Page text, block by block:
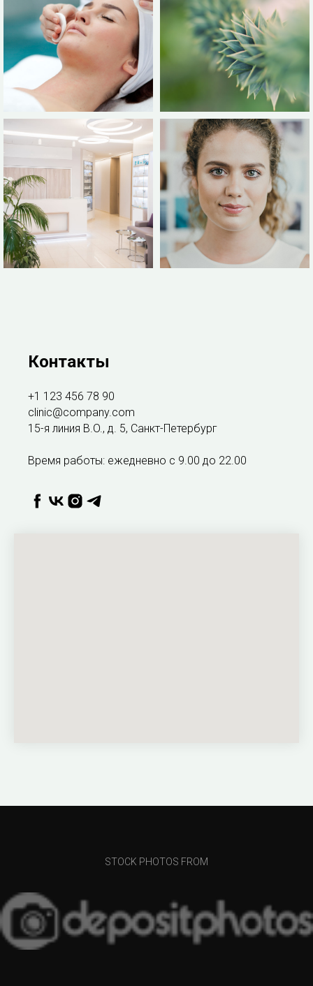
Контакты
+1 123 456 78 90
clinic@company.com
15-я линия B.O., д. 5, Санкт-Петербург
Время работы: ежедневно с 9.00 до 22.00
STOCK PHOTOS FROM